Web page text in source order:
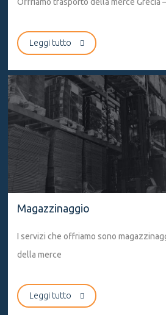
Leggi tutto
Trasporti da Grecia
Offriamo trasporto della merce Grecia